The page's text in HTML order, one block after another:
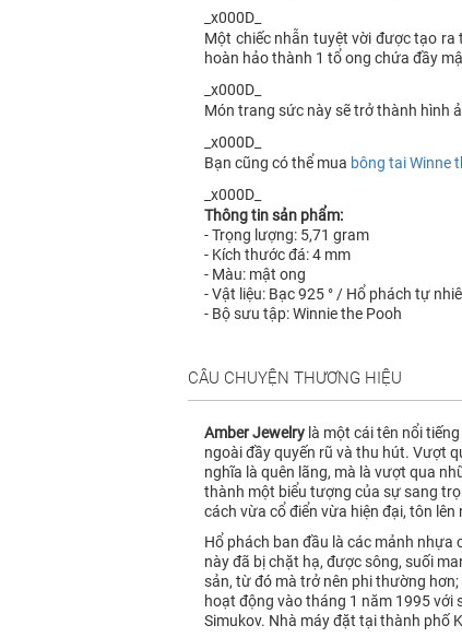
_x000D_
Một chiếc nhẫn tuyệt vời được tạo
hoàn hảo thành 1 tổ ong chứa đầy
_x000D_
Món trang sức này sẽ trở thành hình
_x000D_
Bạn cũng có thể mua bông tai Winne
_x000D_
Thông tin sản phẩm:
- Trọng lượng: 5,71 gram
- Kích thước đá: 4 mm
- Màu: mật ong
- Vật liệu: Bạc 925 ° / Hổ phách tự
- Bộ sưu tập: Winnie the Pooh
CÂU CHUYỆN THƯƠNG HIỆU
Amber Jewelry là một cái tên nổi
ngoài đầy quyến rũ và thu hút. Vượt
nghĩa là quên lãng, mà là vượt qua
thành một biểu tượng của sự sang
cách vừa cổ điển vừa hiện đại, tôn
Hổ phách ban đầu là các mảnh
này đã bị chặt hạ, được sông, suối
sản, từ đó mà trở nên phi thường
hoạt động vào tháng 1 năm 1995
Simukov. Nhà máy đặt tại thành phố